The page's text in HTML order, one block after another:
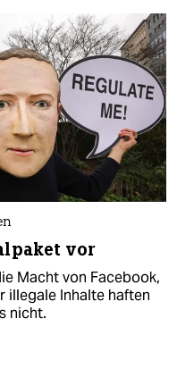
vor
Macht von Facebook,
illegale Inhalte haften
nicht.